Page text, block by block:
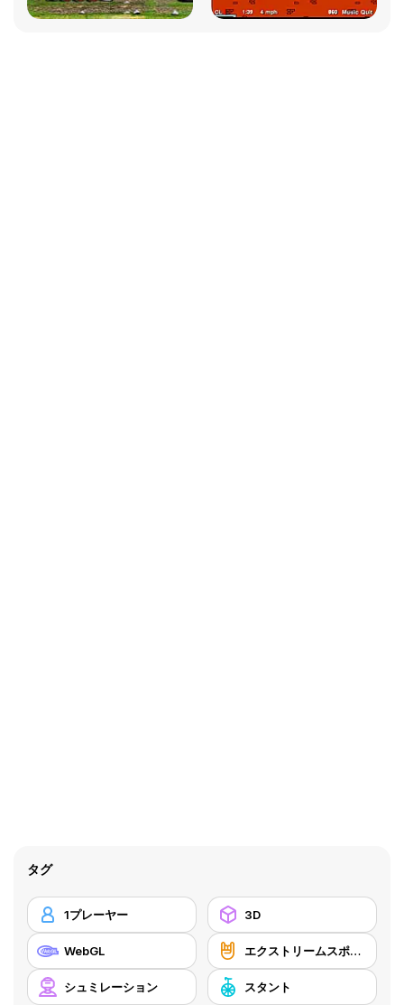
タグ
1プレーヤー 3D
WebGL エクストリームスポーツ
シュミレーション スタント